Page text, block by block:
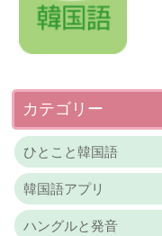
カテゴリー
ひとこと韓国語
韓国語アプリ
ハングルと発音